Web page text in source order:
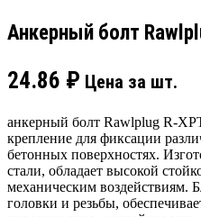
Анкерный болт
24.86 ₽ Цена за шт.
анкерный болт Rawlplug R-
крепление для фиксации
бетонных поверхностях.
стали, обладает высокой
механическим воздействиям.
головки и резьбы,